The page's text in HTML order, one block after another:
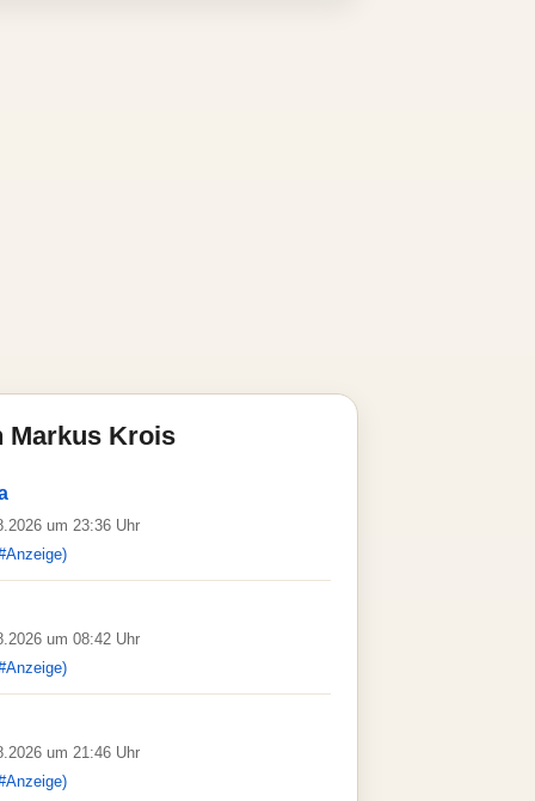
Markus Krois
um 23:36 Uhr
um 08:42 Uhr
um 21:46 Uhr